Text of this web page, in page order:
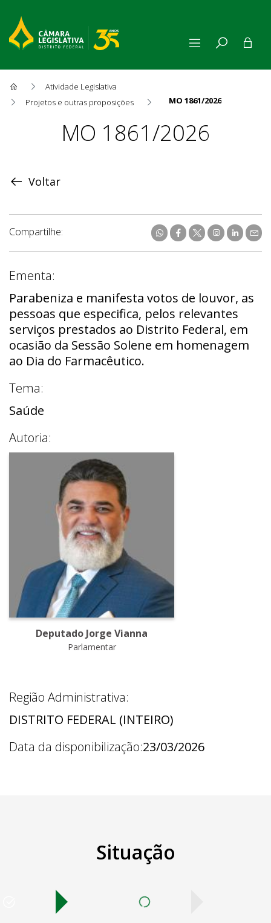
Atividade Legislativa
Projetos e outras proposições
MO 1861/2026
ProposiçãoMO 1861/2026
Voltar
Compartilhe:
Ementa:
Parabeniza e manifesta votos de louvor, as
pessoas que especifica, pelos relevantes
serviços prestados ao Distrito Federal, em
ocasião da Sessão Solene em homenagem
ao Dia do Farmacêutico.
Tema:
Saúde
Autoria:
Deputado Jorge Vianna
Parlamentar
Região Administrativa:
DISTRITO FEDERAL (INTEIRO)
Data da disponibilização:23/03/2026
Situação